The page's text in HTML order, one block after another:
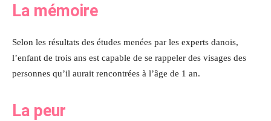
La mémoire
Selon les résultats des études menées par les experts danois,
l’enfant de trois ans est capable de se rappeler des visages des
personnes qu’il aurait rencontrées à l’âge de 1 an.
La peur